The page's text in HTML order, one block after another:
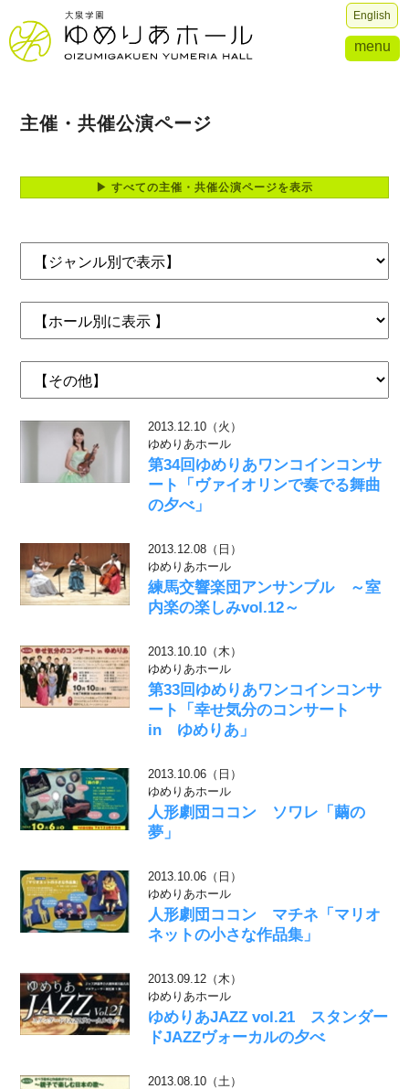
English
menu
主催・共催公演ページ
▶ すべての主催・共催公演ページを表示
2013.12.10（火）
ゆめりあホール
第34回ゆめりあワンコインコンサ
ート「ヴァイオリンで奏でる舞曲
の夕べ」
2013.12.08（日）
ゆめりあホール
練馬交響楽団アンサンブル ～室
内楽の楽しみvol.12～
2013.10.10（木）
ゆめりあホール
第33回ゆめりあワンコインコンサ
ート「幸せ気分のコンサート
in ゆめりあ」
2013.10.06（日）
ゆめりあホール
人形劇団ココン ソワレ「繭の
夢」
2013.10.06（日）
ゆめりあホール
人形劇団ココン マチネ「マリオ
ネットの小さな作品集」
2013.09.12（木）
ゆめりあホール
ゆめりあJAZZ vol.21 スタンダー
ドJAZZヴォーカルの夕べ
2013.08.10（土）